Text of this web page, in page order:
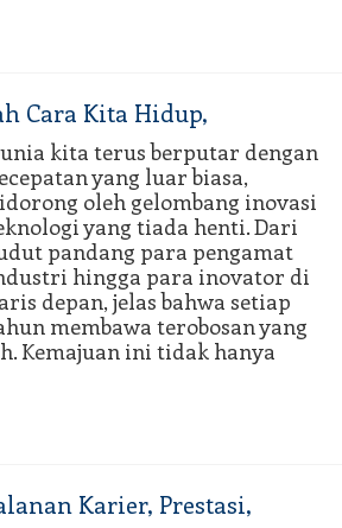
Cara Kita Hidup,
kita terus berputar dengan
yang luar biasa,
oleh gelombang inovasi
yang tiada henti. Dari
pandang para pengamat
hingga para inovator di
depan, jelas bahwa setiap
membawa terobosan yang
Kemajuan ini tidak hanya
Karier, Prestasi,